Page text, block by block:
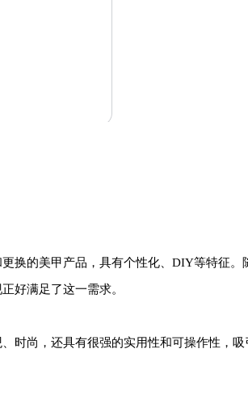
换的美甲产品，具有个性化、DIY等特征。
好满足了这一需求。
时尚，还具有很强的实用性和可操作性，吸